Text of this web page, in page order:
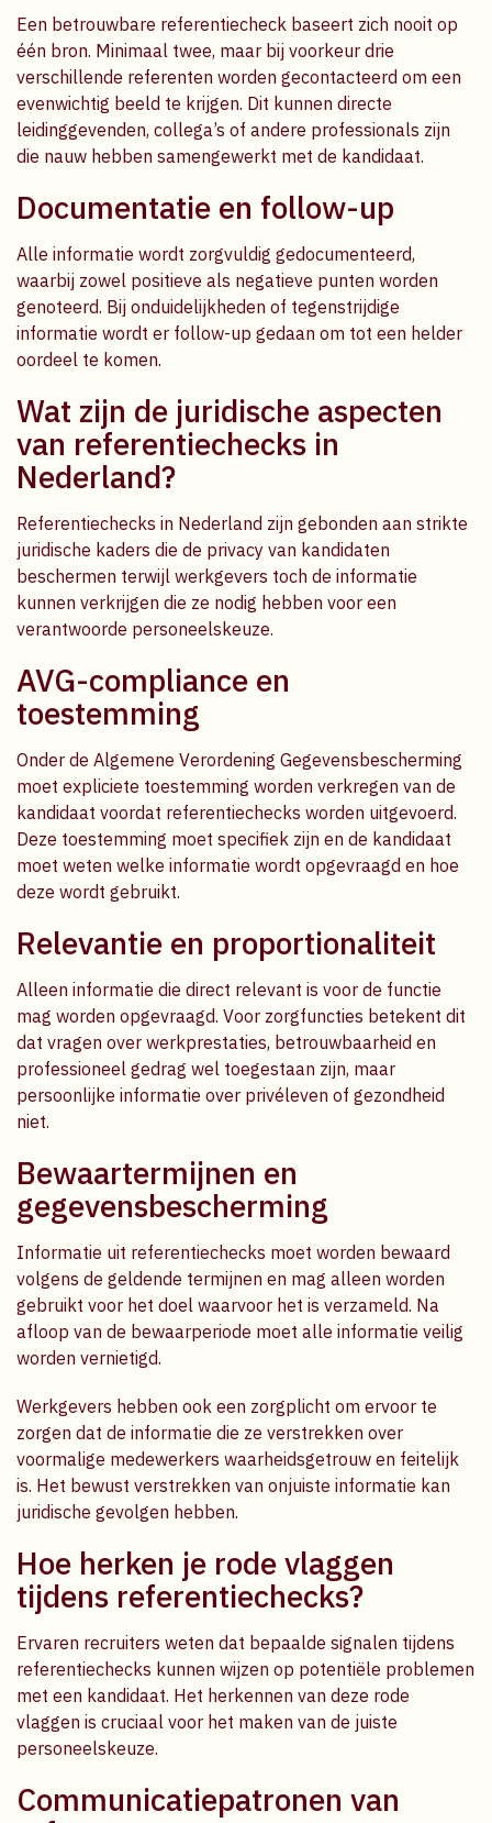
Een betrouwbare referentiecheck baseert zich nooit op
één bron. Minimaal twee, maar bij voorkeur drie
verschillende referenten worden gecontacteerd om een
evenwichtig beeld te krijgen. Dit kunnen directe
leidinggevenden, collega’s of andere professionals zijn
die nauw hebben samengewerkt met de kandidaat.
Documentatie en follow-up
Alle informatie wordt zorgvuldig gedocumenteerd,
waarbij zowel positieve als negatieve punten worden
genoteerd. Bij onduidelijkheden of tegenstrijdige
informatie wordt er follow-up gedaan om tot een helder
oordeel te komen.
Wat zijn de juridische aspecten
van referentiechecks in
Nederland?
Referentiechecks in Nederland zijn gebonden aan strikte
juridische kaders die de privacy van kandidaten
beschermen terwijl werkgevers toch de informatie
kunnen verkrijgen die ze nodig hebben voor een
verantwoorde personeelskeuze.
AVG-compliance en
toestemming
Onder de Algemene Verordening Gegevensbescherming
moet expliciete toestemming worden verkregen van de
kandidaat voordat referentiechecks worden uitgevoerd.
Deze toestemming moet specifiek zijn en de kandidaat
moet weten welke informatie wordt opgevraagd en hoe
deze wordt gebruikt.
Relevantie en proportionaliteit
Alleen informatie die direct relevant is voor de functie
mag worden opgevraagd. Voor zorgfuncties betekent dit
dat vragen over werkprestaties, betrouwbaarheid en
professioneel gedrag wel toegestaan zijn, maar
persoonlijke informatie over privéleven of gezondheid
niet.
Bewaartermijnen en
gegevensbescherming
Informatie uit referentiechecks moet worden bewaard
volgens de geldende termijnen en mag alleen worden
gebruikt voor het doel waarvoor het is verzameld. Na
afloop van de bewaarperiode moet alle informatie veilig
worden vernietigd.
Werkgevers hebben ook een zorgplicht om ervoor te
zorgen dat de informatie die ze verstrekken over
voormalige medewerkers waarheidsgetrouw en feitelijk
is. Het bewust verstrekken van onjuiste informatie kan
juridische gevolgen hebben.
Hoe herken je rode vlaggen
tijdens referentiechecks?
Ervaren recruiters weten dat bepaalde signalen tijdens
referentiechecks kunnen wijzen op potentiële problemen
met een kandidaat. Het herkennen van deze rode
vlaggen is cruciaal voor het maken van de juiste
personeelskeuze.
Communicatiepatronen van